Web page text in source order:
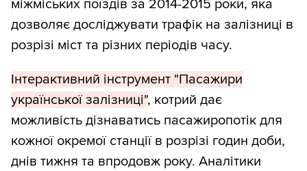
міжміських поїздів за 2014-2015 роки, яка
дозволяє досліджувати трафік на залізниці в
розрізі міст та різних періодів часу.
Інтерактивний інструмент "Пасажири
української залізниці", котрий дає
можливість дізнаватись пасажиропотік для
кожної окремої станції в розрізі годин доби,
днів тижня та впродовж року. Аналітики